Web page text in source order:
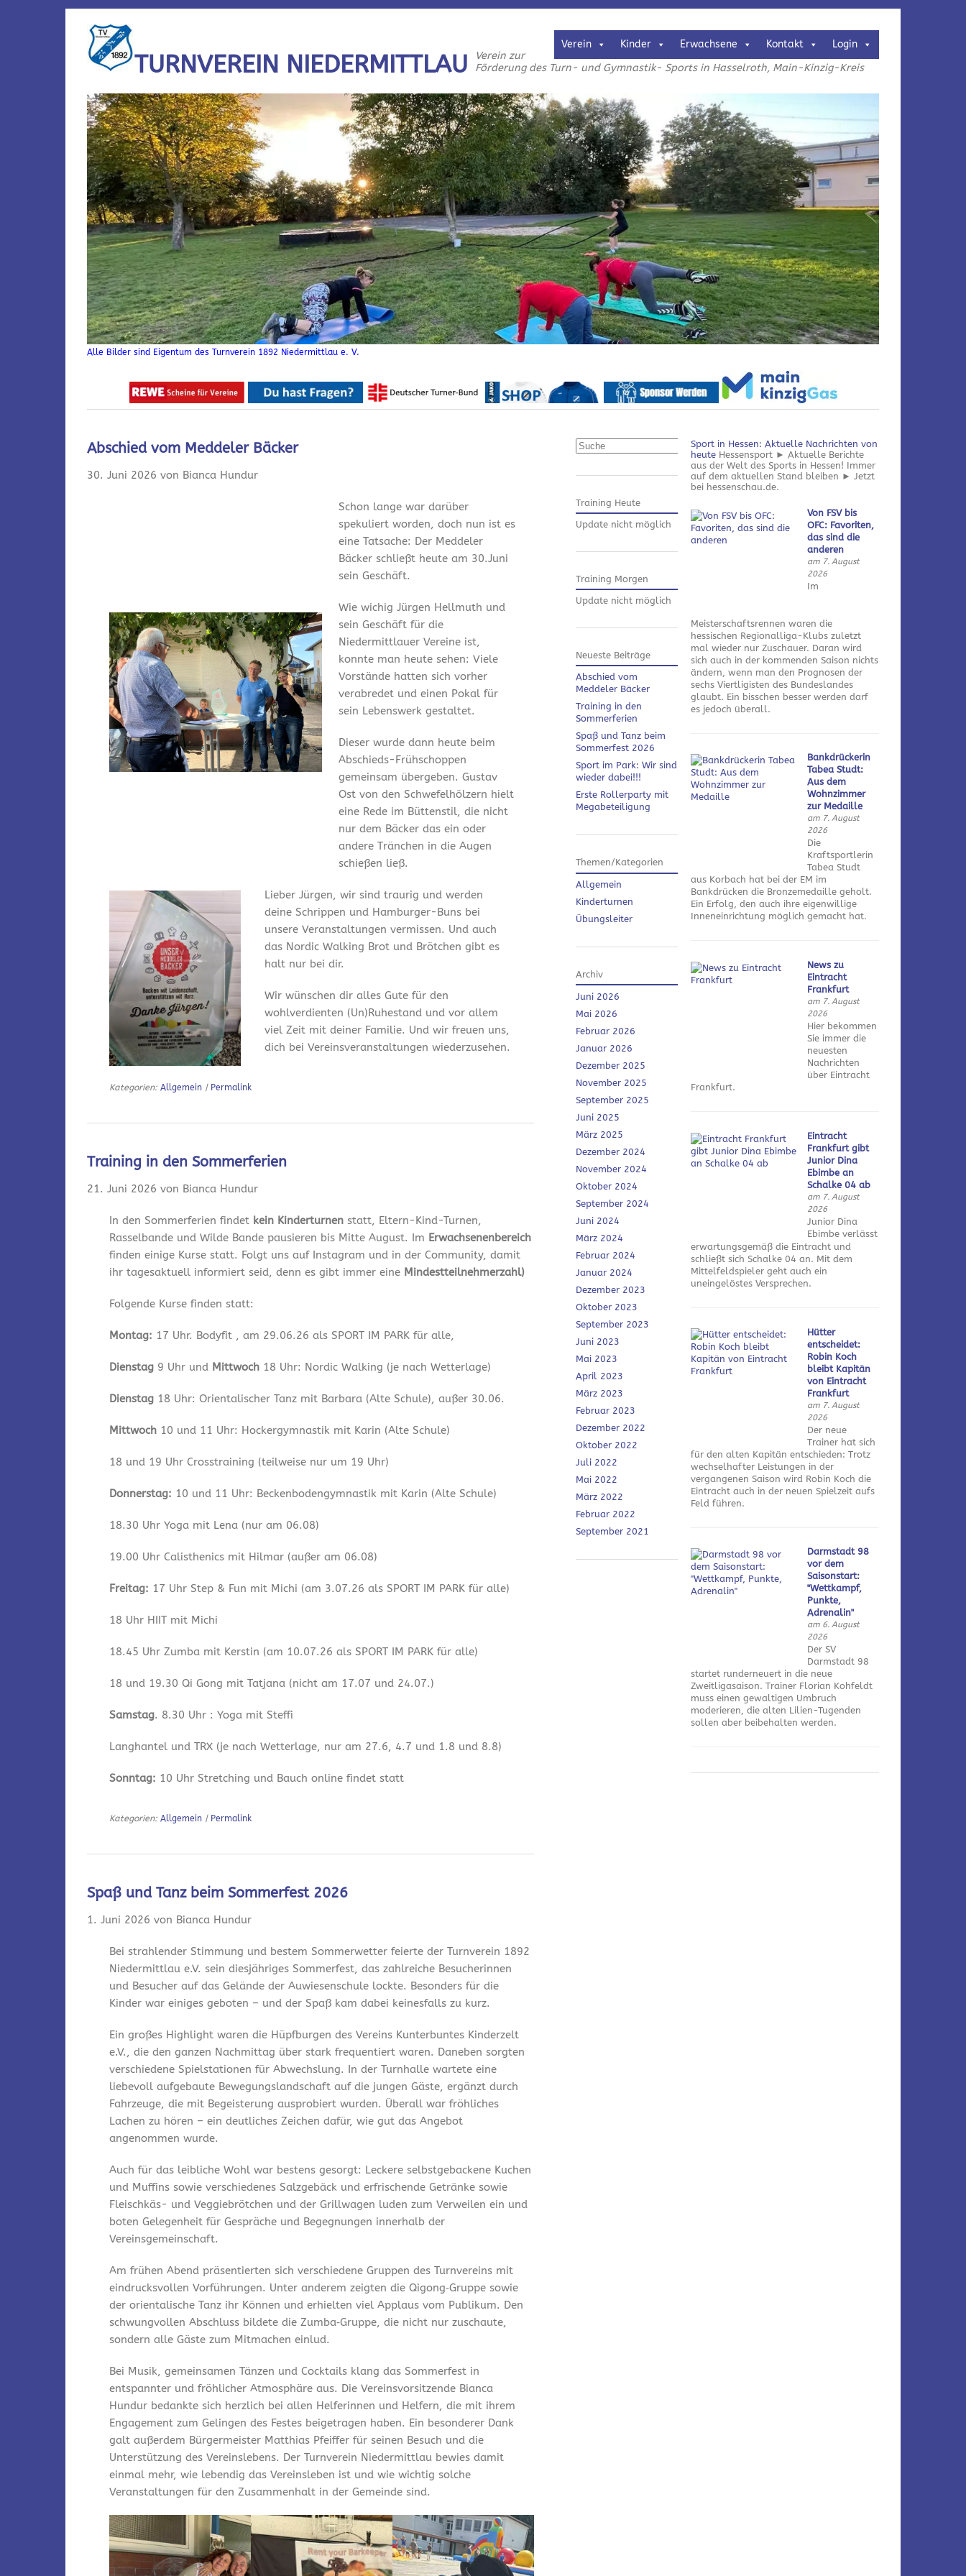
Verein Kinder Erwachsene Kontakt Login
TURNVEREIN NIEDERMITTLAU
Verein zur
Förderung des Turn- und Gymnastik- Sports in Hasselroth, Main-Kinzig-Kreis
Alle Bilder sind Eigentum des Turnverein 1892 Niedermittlau e. V.
Abschied vom Meddeler Bäcker
30. Juni 2026 von Bianca Hundur
Schon lange war darüber
spekuliert worden, doch nun ist es
eine Tatsache: Der Meddeler
Bäcker schließt heute am 30.Juni
sein Geschäft.
Wie wichig Jürgen Hellmuth und
sein Geschäft für die
Niedermittlauer Vereine ist,
konnte man heute sehen: Viele
Vorstände hatten sich vorher
verabredet und einen Pokal für
sein Lebenswerk gestaltet.
Dieser wurde dann heute beim
Abschieds-Frühschoppen
gemeinsam übergeben. Gustav
Ost von den Schwefelhölzern hielt
eine Rede im Büttenstil, die nicht
nur dem Bäcker das ein oder
andere Tränchen in die Augen
schießen ließ.
Lieber Jürgen, wir sind traurig und werden
deine Schrippen und Hamburger-Buns bei
unsere Veranstaltungen vermissen. Und auch
das Nordic Walking Brot und Brötchen gibt es
halt nur bei dir.
Wir wünschen dir alles Gute für den
wohlverdienten (Un)Ruhestand und vor allem
viel Zeit mit deiner Familie. Und wir freuen uns,
dich bei Vereinsveranstaltungen wiederzusehen.
Kategorien:Allgemein | Permalink
Training in den Sommerferien
21. Juni 2026 von Bianca Hundur
In den Sommerferien findet kein Kinderturnen statt, Eltern-Kind-Turnen,
Rasselbande und Wilde Bande pausieren bis Mitte August. Im Erwachsenenbereich
finden einige Kurse statt. Folgt uns auf Instagram und in der Community, damit
ihr tagesaktuell informiert seid, denn es gibt immer eine Mindestteilnehmerzahl)
Folgende Kurse finden statt:
Montag: 17 Uhr. Bodyfit , am 29.06.26 als SPORT IM PARK für alle,
Dienstag 9 Uhr und Mittwoch 18 Uhr: Nordic Walking (je nach Wetterlage)
Dienstag 18 Uhr: Orientalischer Tanz mit Barbara (Alte Schule), außer 30.06.
Mittwoch 10 und 11 Uhr: Hockergymnastik mit Karin (Alte Schule)
18 und 19 Uhr Crosstraining (teilweise nur um 19 Uhr)
Donnerstag: 10 und 11 Uhr: Beckenbodengymnastik mit Karin (Alte Schule)
18.30 Uhr Yoga mit Lena (nur am 06.08)
19.00 Uhr Calisthenics mit Hilmar (außer am 06.08)
Freitag: 17 Uhr Step & Fun mit Michi (am 3.07.26 als SPORT IM PARK für alle)
18 Uhr HIIT mit Michi
18.45 Uhr Zumba mit Kerstin (am 10.07.26 als SPORT IM PARK für alle)
18 und 19.30 Qi Gong mit Tatjana (nicht am 17.07 und 24.07.)
Samstag. 8.30 Uhr : Yoga mit Steffi
Langhantel und TRX (je nach Wetterlage, nur am 27.6, 4.7 und 1.8 und 8.8)
Sonntag: 10 Uhr Stretching und Bauch online findet statt
Kategorien:Allgemein | Permalink
Spaß und Tanz beim Sommerfest 2026
1. Juni 2026 von Bianca Hundur
Bei strahlender Stimmung und bestem Sommerwetter feierte der Turnverein 1892
Niedermittlau e.V. sein diesjähriges Sommerfest, das zahlreiche Besucherinnen
und Besucher auf das Gelände der Auwiesenschule lockte. Besonders für die
Kinder war einiges geboten – und der Spaß kam dabei keinesfalls zu kurz.
Ein großes Highlight waren die Hüpfburgen des Vereins Kunterbuntes Kinderzelt
e.V., die den ganzen Nachmittag über stark frequentiert waren. Daneben sorgten
verschiedene Spielstationen für Abwechslung. In der Turnhalle wartete eine
liebevoll aufgebaute Bewegungslandschaft auf die jungen Gäste, ergänzt durch
Fahrzeuge, die mit Begeisterung ausprobiert wurden. Überall war fröhliches
Lachen zu hören – ein deutliches Zeichen dafür, wie gut das Angebot
angenommen wurde.
Auch für das leibliche Wohl war bestens gesorgt: Leckere selbstgebackene Kuchen
und Muffins sowie verschiedenes Salzgebäck und erfrischende Getränke sowie
Fleischkäs- und Veggiebrötchen und der Grillwagen luden zum Verweilen ein und
boten Gelegenheit für Gespräche und Begegnungen innerhalb der
Vereinsgemeinschaft.
Am frühen Abend präsentierten sich verschiedene Gruppen des Turnvereins mit
eindrucksvollen Vorführungen. Unter anderem zeigten die Qigong‑Gruppe sowie
der orientalische Tanz ihr Können und erhielten viel Applaus vom Publikum. Den
schwungvollen Abschluss bildete die Zumba‑Gruppe, die nicht nur zuschaute,
sondern alle Gäste zum Mitmachen einlud.
Bei Musik, gemeinsamen Tänzen und Cocktails klang das Sommerfest in
entspannter und fröhlicher Atmosphäre aus. Die Vereinsvorsitzende Bianca
Hundur bedankte sich herzlich bei allen Helferinnen und Helfern, die mit ihrem
Engagement zum Gelingen des Festes beigetragen haben. Ein besonderer Dank
galt außerdem Bürgermeister Matthias Pfeiffer für seinen Besuch und die
Unterstützung des Vereinslebens. Der Turnverein Niedermittlau bewies damit
einmal mehr, wie lebendig das Vereinsleben ist und wie wichtig solche
Veranstaltungen für den Zusammenhalt in der Gemeinde sind.
Suchen
Training Heute
Update nicht möglich
Training Morgen
Update nicht möglich
Neueste Beiträge
Abschied vom
Meddeler Bäcker
Training in den
Sommerferien
Spaß und Tanz beim
Sommerfest 2026
Sport im Park: Wir sind
wieder dabei!!!
Erste Rollerparty mit
Megabeteiligung
Themen/Kategorien
Allgemein
Kinderturnen
Übungsleiter
Archiv
Juni 2026
Mai 2026
Februar 2026
Januar 2026
Dezember 2025
November 2025
September 2025
Juni 2025
März 2025
Dezember 2024
November 2024
Oktober 2024
September 2024
Juni 2024
März 2024
Februar 2024
Januar 2024
Dezember 2023
Oktober 2023
September 2023
Juni 2023
Mai 2023
April 2023
März 2023
Februar 2023
Dezember 2022
Oktober 2022
Juli 2022
Mai 2022
März 2022
Februar 2022
September 2021
Sport in Hessen: Aktuelle Nachrichten von
heute Hessensport ► Aktuelle Berichte
aus der Welt des Sports in Hessen! Immer
auf dem aktuellen Stand bleiben ► Jetzt
bei hessenschau.de.
Von FSV bis
OFC: Favoriten,
das sind die
anderen
am 7. August
2026
Im
Meisterschaftsrennen waren die
hessischen Regionalliga-Klubs zuletzt
mal wieder nur Zuschauer. Daran wird
sich auch in der kommenden Saison nichts
ändern, wenn man den Prognosen der
sechs Viertligisten des Bundeslandes
glaubt. Ein bisschen besser werden darf
es jedoch überall.
Bankdrückerin
Tabea Studt:
Aus dem
Wohnzimmer
zur Medaille
am 7. August
2026
Die
Kraftsportlerin
Tabea Studt
aus Korbach hat bei der EM im
Bankdrücken die Bronzemedaille geholt.
Ein Erfolg, den auch ihre eigenwillige
Inneneinrichtung möglich gemacht hat.
News zu
Eintracht
Frankfurt
am 7. August
2026
Hier bekommen
Sie immer die
neuesten
Nachrichten
über Eintracht
Frankfurt.
Eintracht
Frankfurt gibt
Junior Dina
Ebimbe an
Schalke 04 ab
am 7. August
2026
Junior Dina
Ebimbe verlässt
erwartungsgemäß die Eintracht und
schließt sich Schalke 04 an. Mit dem
Mittelfeldspieler geht auch ein
uneingelöstes Versprechen.
Hütter
entscheidet:
Robin Koch
bleibt Kapitän
von Eintracht
Frankfurt
am 7. August
2026
Der neue
Trainer hat sich
für den alten Kapitän entschieden: Trotz
wechselhafter Leistungen in der
vergangenen Saison wird Robin Koch die
Eintracht auch in der neuen Spielzeit aufs
Feld führen.
Darmstadt 98
vor dem
Saisonstart:
"Wettkampf,
Punkte,
Adrenalin"
am 6. August
2026
Der SV
Darmstadt 98
startet runderneuert in die neue
Zweitligasaison. Trainer Florian Kohfeldt
muss einen gewaltigen Umbruch
moderieren, die alten Lilien-Tugenden
sollen aber beibehalten werden.